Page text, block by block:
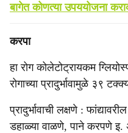
बागेत कोणत्या उपययोजना
करपा
हा रोग कोलेटोट्रायकम
रोगाच्या प्रादुर्भावामुळे ३९
प्रादुर्भावाची लक्षणे :
डहाळ्या वाळणे, पाने करपणे